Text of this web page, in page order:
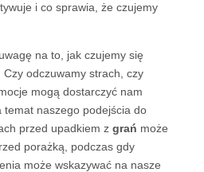
i co sprawia, że czujemy
na to, jak czujemy się
odczuwamy strach, czy
mogą dostarczyć nam
temat naszego podejścia do
przed upadkiem z grań może
porażką, podczas gdy
może wskazywać na nasze